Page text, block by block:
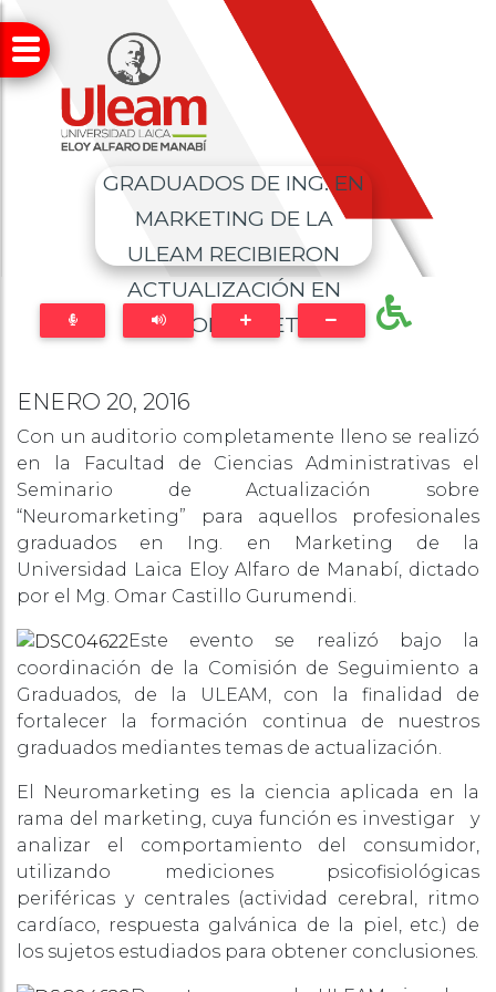
GRADUADOS DE ING. EN
MARKETING DE LA
ULEAM RECIBIERON
ACTUALIZACIÓN EN
“NEUROMARKETING”
ENERO 20, 2016
Con un auditorio completamente lleno se realizó
en la Facultad de Ciencias Administrativas el
Seminario de Actualización sobre
“Neuromarketing” para aquellos profesionales
graduados en Ing. en Marketing de la
Universidad Laica Eloy Alfaro de Manabí, dictado
por el Mg. Omar Castillo Gurumendi.
Este evento se realizó bajo la
coordinación de la Comisión de Seguimiento a
Graduados, de la ULEAM, con la finalidad de
fortalecer la formación continua de nuestros
graduados mediantes temas de actualización.
El Neuromarketing es la ciencia aplicada en la
rama del marketing, cuya función es investigar y
analizar el comportamiento del consumidor,
utilizando mediciones psicofisiológicas
periféricas y centrales (actividad cerebral, ritmo
cardíaco, respuesta galvánica de la piel, etc.) de
los sujetos estudiados para obtener conclusiones.